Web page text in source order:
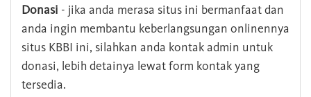
Donasi - jika anda merasa situs ini bermanfaat dan
anda ingin membantu keberlangsungan onlinennya
situs KBBI ini, silahkan anda kontak admin untuk
donasi, lebih detainya lewat form kontak yang
tersedia.